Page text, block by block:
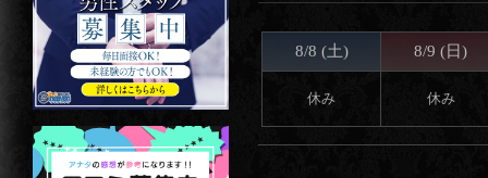
8/8 (土) 8/9 (日)
休み 休み